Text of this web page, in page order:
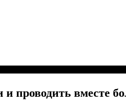
и проводить вместе